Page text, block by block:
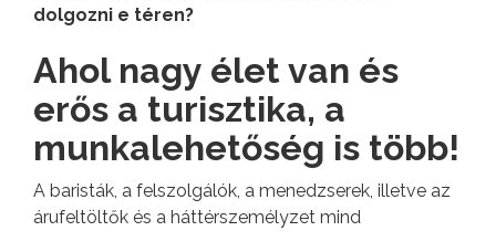
dolgozni e téren?
Ahol nagy élet van és
erős a turisztika, a
munkalehetőség is több!
A baristák, a felszolgálók, a menedzserek, illetve az
árufeltöltők és a háttérszemélyzet mind